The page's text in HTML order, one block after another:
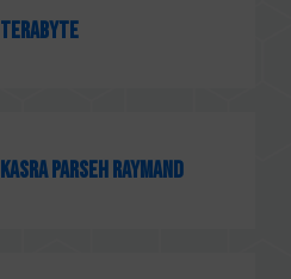
Terabyte
KASRA PARSEH RAYMAND